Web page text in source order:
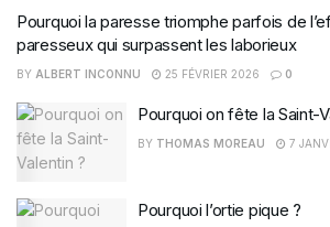
Pourquoi la paresse triomphe parfois de
paresseux qui surpassent les laborieux
BY ALBERT INCONNU 25 FÉVRIER 2026 0
Pourquoi on fête la Saint-
BY THOMAS MOREAU 7
Pourquoi l’ortie pique ?